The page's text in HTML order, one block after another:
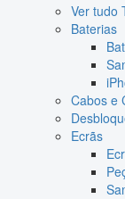
Ver tudo
Baterias
Cabos e
Ecrãs